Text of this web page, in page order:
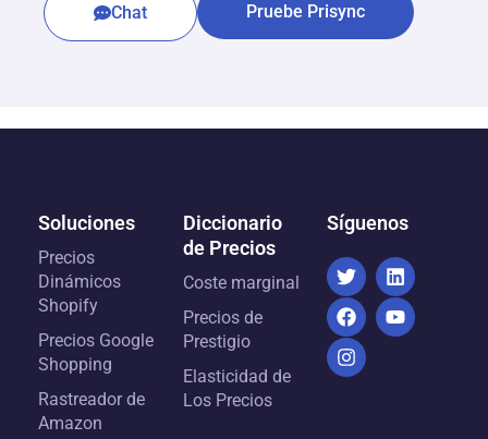
Chat Pruebe Prisync
Soluciones
Precios
Dinámicos
Shopify
Precios Google
Shopping
Rastreador de
Amazon
Diccionario
de Precios
Coste marginal
Precios de
Prestigio
Elasticidad de
Los Precios
Síguenos